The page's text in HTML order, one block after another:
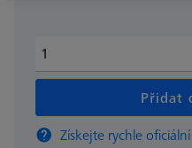
Přidat
Získejte rychle